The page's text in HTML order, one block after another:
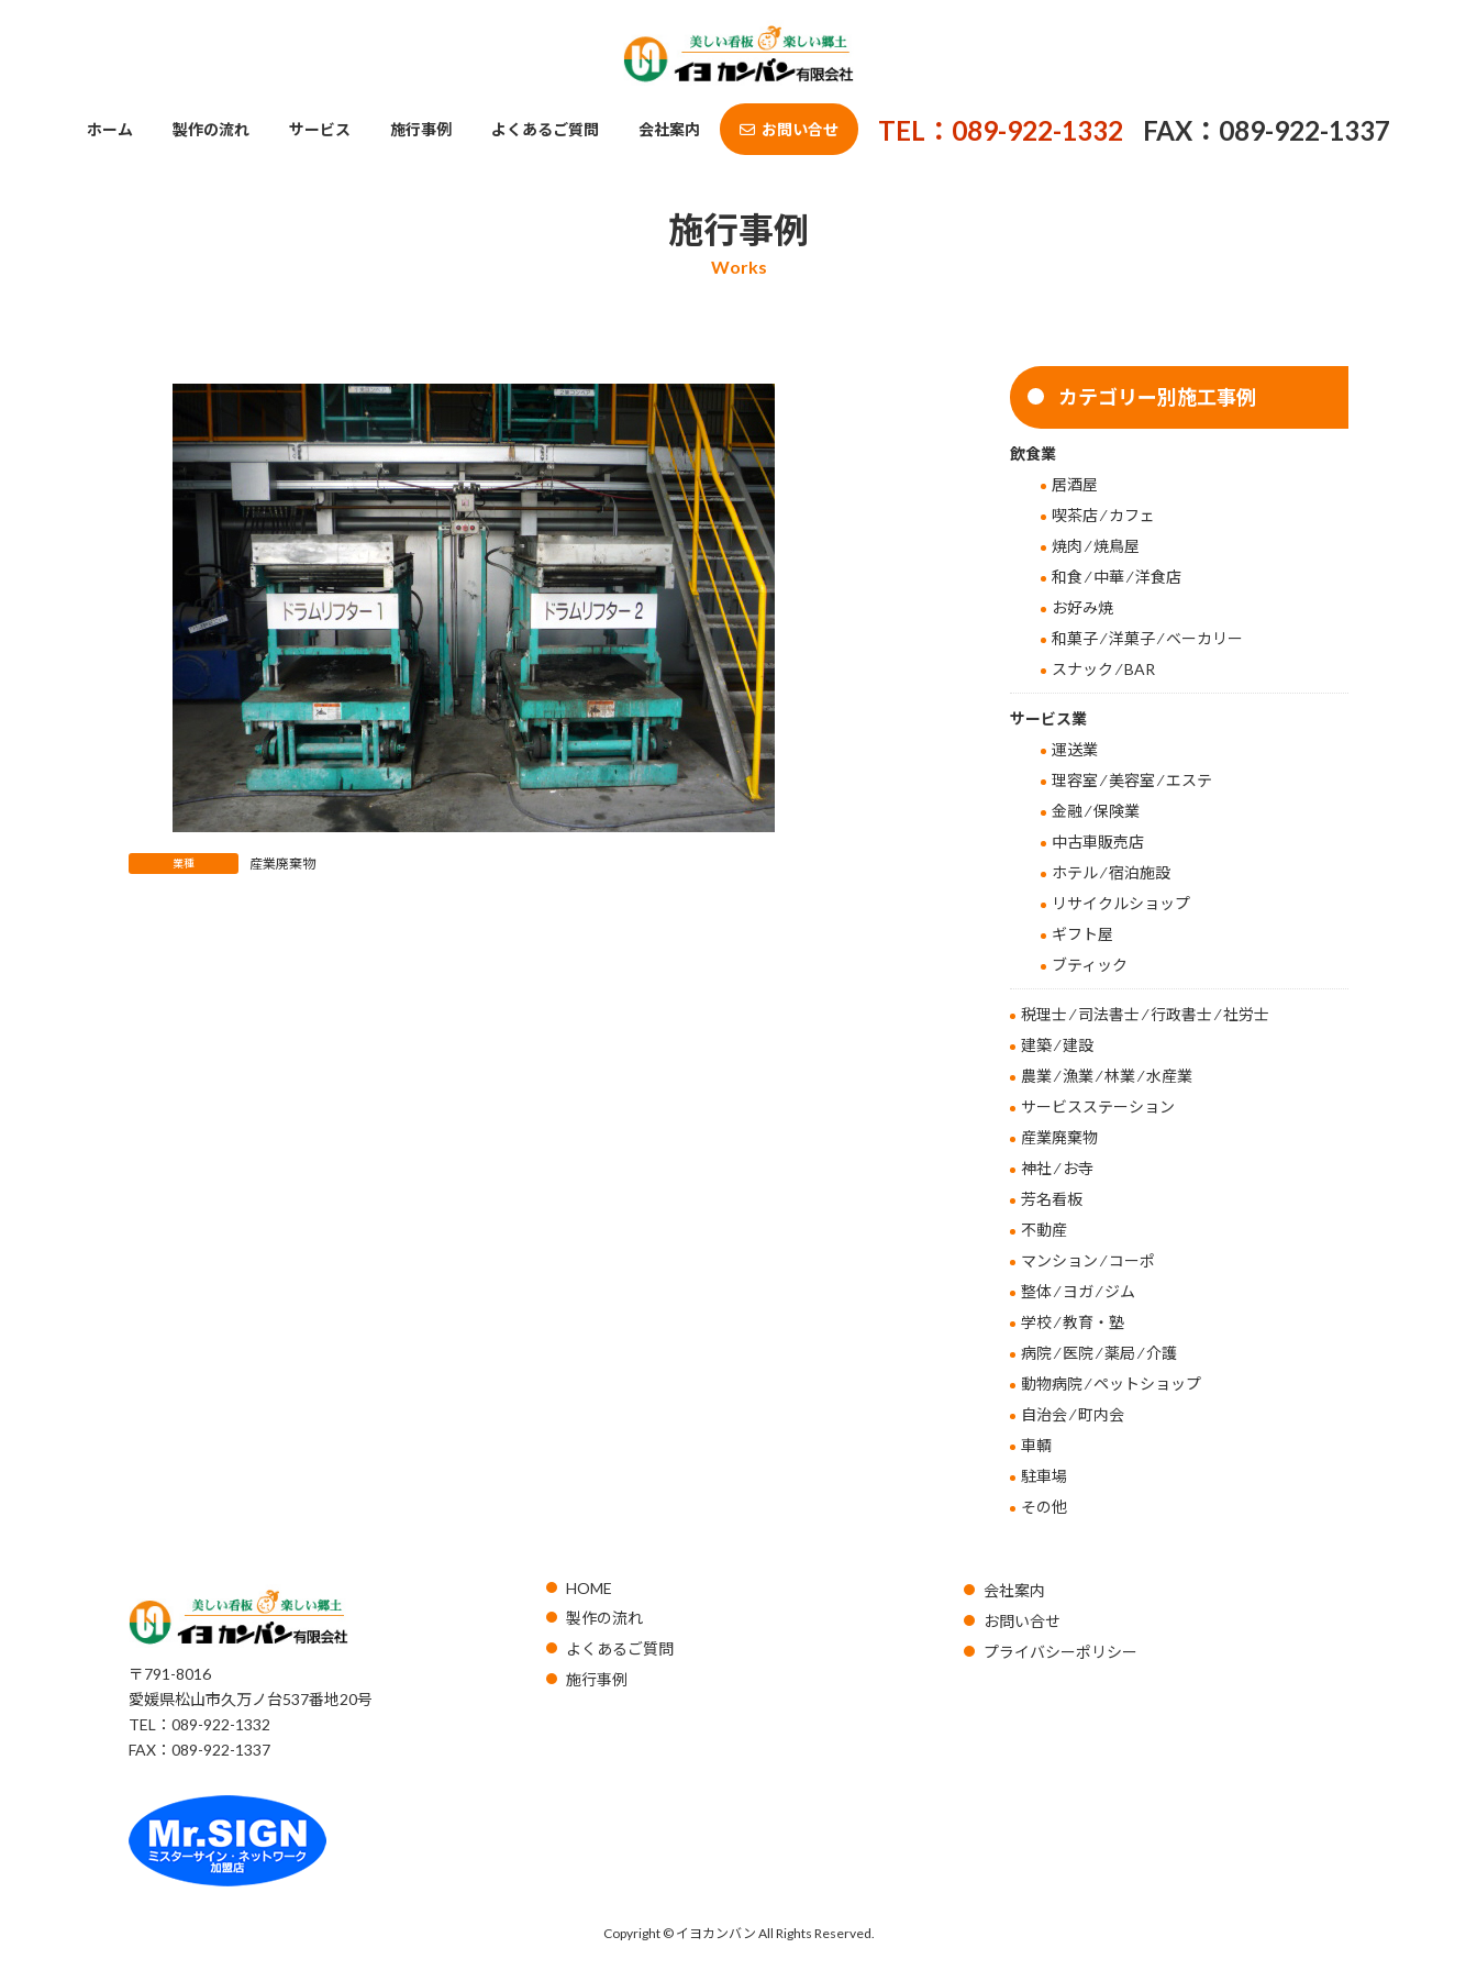
ホーム 製作の流れ サービス 施行事例 よくあるご質問 会社案内 お問い合せ TEL：089-922-1332 FAX：089-922-1337
施行事例
業種 産業廃棄物
カテゴリー別施工事例
飲食業
居酒屋
喫茶店 ⁄ カフェ
焼肉 ⁄ 焼鳥屋
和食 ⁄ 中華 ⁄ 洋食店
お好み焼
和菓子 ⁄ 洋菓子 ⁄ ベーカリー
スナック ⁄ BAR
サービス業
運送業
理容室 ⁄ 美容室 ⁄ エステ
金融 ⁄ 保険業
中古車販売店
ホテル ⁄ 宿泊施設
リサイクルショップ
ギフト屋
ブティック
税理士 ⁄ 司法書士 ⁄ 行政書士 ⁄ 社労士
建築 ⁄ 建設
農業 ⁄ 漁業 ⁄ 林業 ⁄ 水産業
サービスステーション
産業廃棄物
神社 ⁄ お寺
芳名看板
不動産
マンション ⁄ コーポ
整体 ⁄ ヨガ ⁄ ジム
学校 ⁄ 教育・塾
病院 ⁄ 医院 ⁄ 薬局 ⁄ 介護
動物病院 ⁄ ペットショップ
自治会 ⁄ 町内会
車輌
駐車場
その他
〒791-8016
愛媛県松山市久万ノ台537番地20号
TEL：089-922-1332
FAX：089-922-1337
HOME
製作の流れ
よくあるご質問
施行事例
会社案内
お問い合せ
プライバシーポリシー
Copyright © イヨカンバン All Rights Reserved.